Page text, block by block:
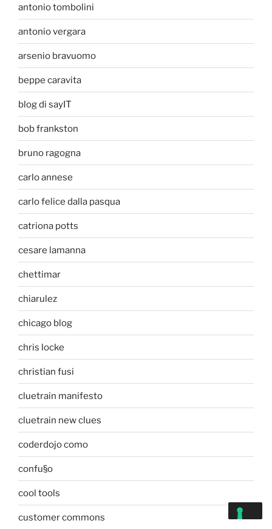
antonio tombolini
antonio vergara
arsenio bravuomo
beppe caravita
blog di sayIT
bob frankston
bruno ragogna
carlo annese
carlo felice dalla pasqua
catriona potts
cesare lamanna
chettimar
chiarulez
chicago blog
chris locke
christian fusi
cluetrain manifesto
cluetrain new clues
coderdojo como
confu§o
cool tools
customer commons